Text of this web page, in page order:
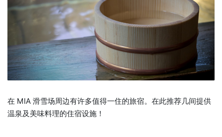
在 MIA 滑雪场周边有许多值得一住的旅宿。在此推荐几间提供
温泉及美味料理的住宿设施！